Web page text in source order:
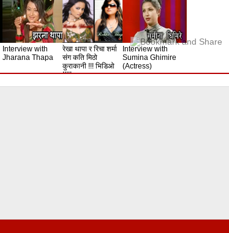
Interview with
Jharana Thapa
रेखा थापा र रिचा शर्मा
संग कति मिठो
कुराकानी !!! भिडिओ
!!!!!
Interview with
Sumina Ghimire
(Actress)